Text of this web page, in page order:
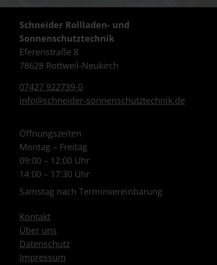
Schneider Rollladen- und
Sonnenschutztechnik
Eferenstraße 8
78628 Rottweil-Neukirch
07427 922739-0
info@schneider-sonnenschutztechnik.de
Öffnungszeiten
Montag – Freitag
09:00 – 12:00 Uhr
14:00 – 17:30 Uhr
Samstag nach Terminvereinbarung
Kontakt
Über uns
Datenschutz
Impressum